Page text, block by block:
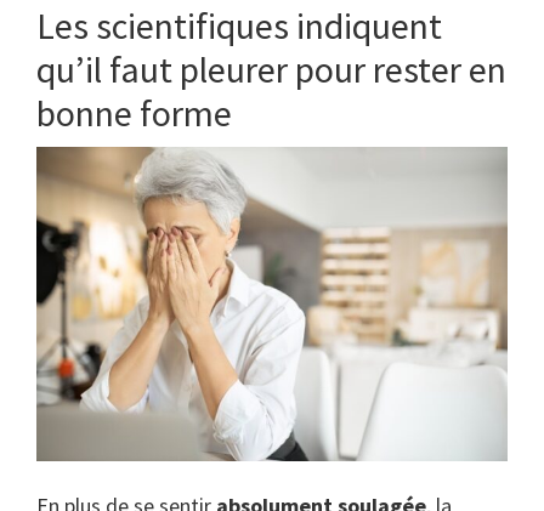
Les scientifiques indiquent
qu’il faut pleurer pour rester en
bonne forme